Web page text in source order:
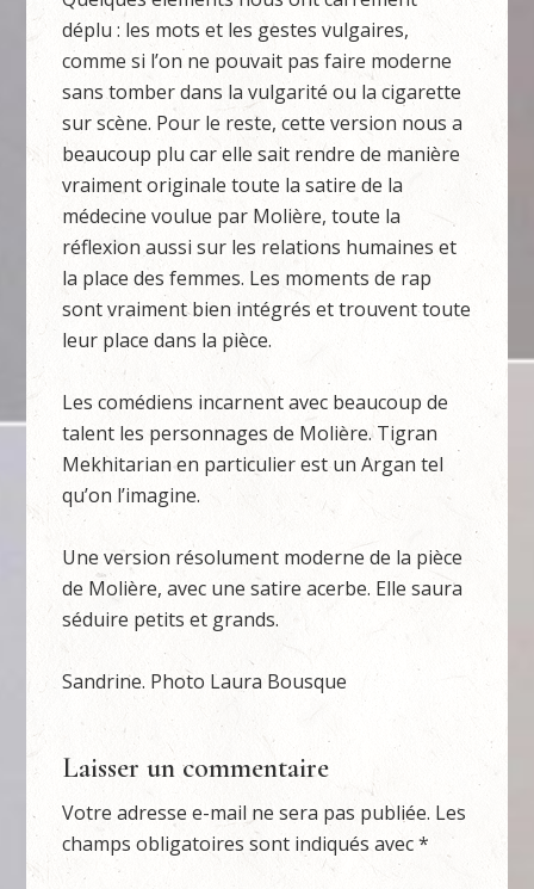
déplu : les mots et les gestes vulgaires,
comme si l’on ne pouvait pas faire moderne
sans tomber dans la vulgarité ou la cigarette
sur scène. Pour le reste, cette version nous a
beaucoup plu car elle sait rendre de manière
vraiment originale toute la satire de la
médecine voulue par Molière, toute la
réflexion aussi sur les relations humaines et
la place des femmes. Les moments de rap
sont vraiment bien intégrés et trouvent toute
leur place dans la pièce.
Les comédiens incarnent avec beaucoup de
talent les personnages de Molière. Tigran
Mekhitarian en particulier est un Argan tel
qu’on l’imagine.
Une version résolument moderne de la pièce
de Molière, avec une satire acerbe. Elle saura
séduire petits et grands.
Sandrine. Photo Laura Bousque
Laisser un commentaire
Votre adresse e-mail ne sera pas publiée. Les
champs obligatoires sont indiqués avec*